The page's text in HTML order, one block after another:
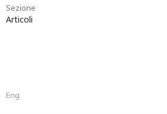
Sezione
Articoli
English